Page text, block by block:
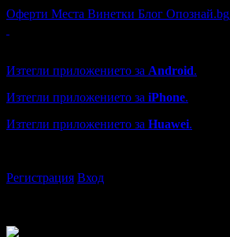
Оферти Места Винетки Блог Опознай.bg
Изтегли приложението за Android.
Изтегли приложението за iPhone.
Изтегли приложението за Huawei.
Регистрация Вход